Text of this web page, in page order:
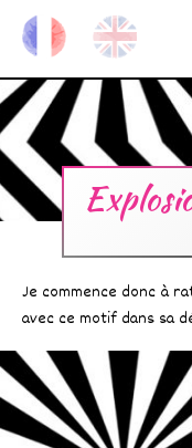
Je commence donc à
avec ce motif dans sa